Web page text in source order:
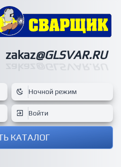
zakaz@GLSVAR.RU
Ночной режим
Войти
КАТАЛОГ